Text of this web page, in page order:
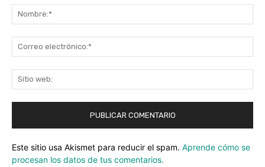
Este sitio usa Akismet para reducir el spam. Aprende cómo se
procesan los datos de tus comentarios.